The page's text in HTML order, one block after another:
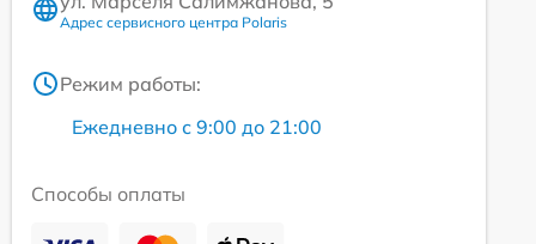
Адрес сервисного центра Polaris
Режим работы:
Ежедневно с 9:00 до 21:00
Способы оплаты